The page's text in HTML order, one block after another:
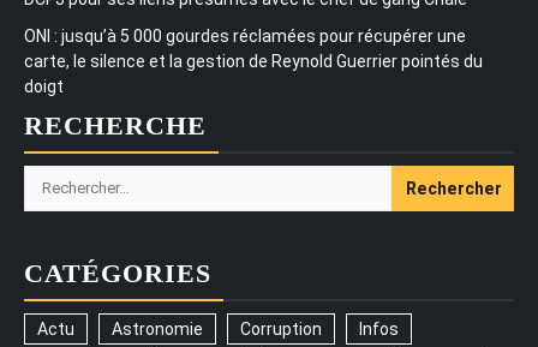
ONI : jusqu’à 5 000 gourdes réclamées pour récupérer une
carte, le silence et la gestion de Reynold Guerrier pointés du
doigt
RECHERCHE
Rechercher :
CATÉGORIES
Actu Astronomie Corruption Infos